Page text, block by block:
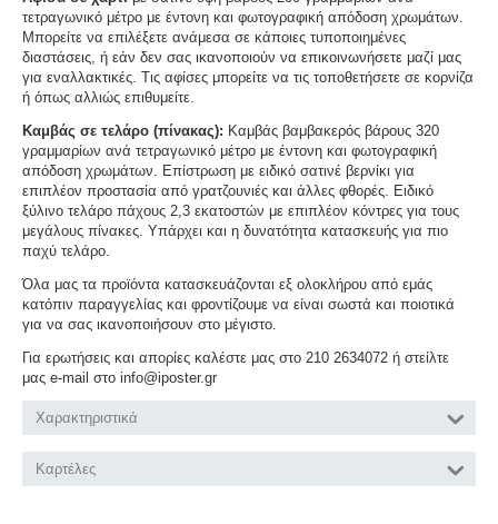
τετραγωνικό μέτρο με έντονη και φωτογραφική απόδοση χρωμάτων.
Μπορείτε να επιλέξετε ανάμεσα σε κάποιες τυποποιημένες
διαστάσεις, ή εάν δεν σας ικανοποιούν να επικοινωνήσετε μαζί μας
για εναλλακτικές. Τις αφίσες μπορείτε να τις τοποθετήσετε σε κορνίζα
ή όπως αλλιώς επιθυμείτε.
Καμβάς σε τελάρο (πίνακας): Καμβάς βαμβακερός βάρους 320
γραμμαρίων ανά τετραγωνικό μέτρο με έντονη και φωτογραφική
απόδοση χρωμάτων. Επίστρωση με ειδικό σατινέ βερνίκι για
επιπλέον προστασία από γρατζουνιές και άλλες φθορές. Ειδικό
ξύλινο τελάρο πάχους 2,3 εκατοστών με επιπλέον κόντρες για τους
μεγάλους πίνακες. Υπάρχει και η δυνατότητα κατασκευής για πιο
παχύ τελάρο.
Όλα μας τα προϊόντα κατασκευάζονται εξ ολοκλήρου από εμάς
κατόπιν παραγγελίας και φροντίζουμε να είναι σωστά και ποιοτικά
για να σας ικανοποιήσουν στο μέγιστο.
Για ερωτήσεις και απορίες καλέστε μας στο 210 2634072 ή στείλτε
μας e-mail στο info@iposter.gr
Χαρακτηριστικά
Καρτέλες